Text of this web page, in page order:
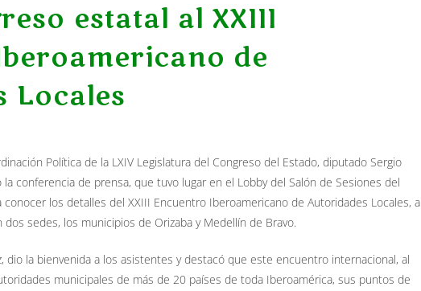
estatal al XXIII
de
Locales
Política de la LXIV Legislatura del Congreso del Estado, diputado Sergio
conferencia de prensa, que tuvo lugar en el Lobby del Salón de Sesiones del
los detalles del XXIII Encuentro Iberoamericano de Autoridades Locales, a
sedes, los municipios de Orizaba y Medellín de Bravo.
dio la bienvenida a los asistentes y destacó que este encuentro internacional, al
municipales de más de 20 países de toda Iberoamérica, sus puntos de